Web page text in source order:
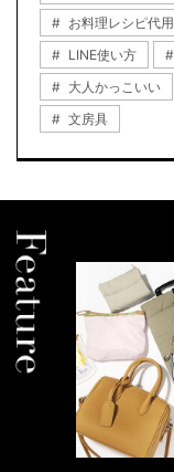
お料理レシピ代用
LINE使い方
大人かっこいい
文房具